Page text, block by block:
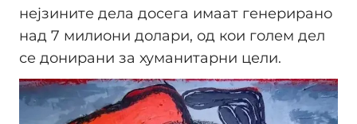
нејзините дела досега имаат генерирано
над 7 милиони долари, од кои голем дел
се донирани за хуманитарни цели.